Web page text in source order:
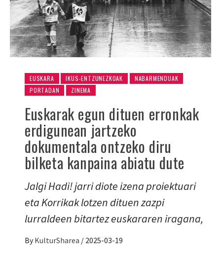
EUSKARA IKUS-ENTZUNEZKOAK
NABARMENDUAK
PORTADAN
ZINEMA
Euskarak egun dituen erronkak
erdigunean jartzeko
dokumentala ontzeko diru
bilketa kanpaina abiatu dute
Jalgi Hadi! jarri diote izena proiektuari
eta Korrikak lotzen dituen zazpi
lurraldeen bitartez euskararen iragana,
By KulturSharea / 2025-03-19